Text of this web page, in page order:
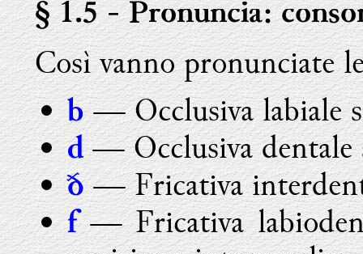
§ 1.5- Pronuncia:
Così vanno pronunciate
b — Occlusiva labiale
d — Occlusiva
ð — Fricativa
f — Fricativa